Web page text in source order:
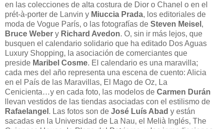
en las colecciones de alta costura de Dior o Chanel o en el
prét-à-porter de Lanvin y Miuccia Prada, los editoriales de
moda de Vogue París, o las fotografías de Steven Meisel ,
Bruce Weber y Richard Avedon. O, sin ir más lejos, que
busquen el calendario solidario que ha editado Dos Aguas
Luxury Shopping, la asociación de comerciantes que
preside Maribel Cosme. El calendario es una maravilla;
cada mes del año representa una escena de cuento: Alicia
en el País de las Maravillas, El Mago de Oz, La
Cenicienta…y en cada foto, las modelos de Carmen Durán
llevan vestidos de las tiendas asociadas con el estilismo de
Rafaelangel . Las fotos son de José Luís Abad y están
sacadas en la Universidad de La Nau, el Melià Inglés, The